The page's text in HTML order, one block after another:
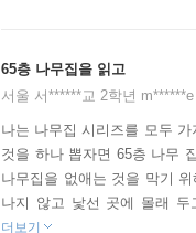
65층 나무집을 읽고
서울 서******교 2학년 m******e
나는 나무집 시리즈를 모두
것을 하나 뽑자면 65층 나무
나무집을 없애는 것을 막기
나지 않고 낯선 곳에 몰래 두
더보기